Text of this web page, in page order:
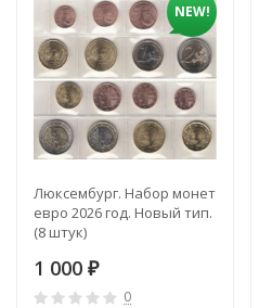
NEW!
Люксембург. Набор монет
евро 2026 год. Новый тип.
(8 штук)
1 000 ₽
0